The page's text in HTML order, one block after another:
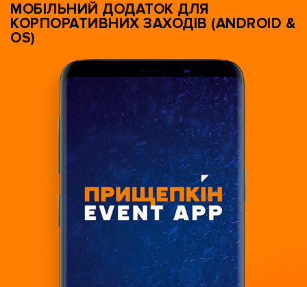
МОБІЛЬНИЙ ДОДАТОК ДЛЯ
КОРПОРАТИВНИХ ЗАХОДІВ (ANDROID &
OS)